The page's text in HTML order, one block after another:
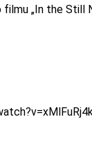
filmu „In the